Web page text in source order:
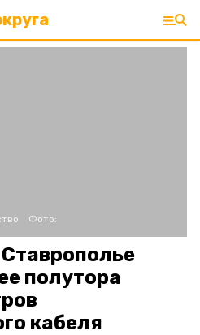
Фото:
полутора
кабеля